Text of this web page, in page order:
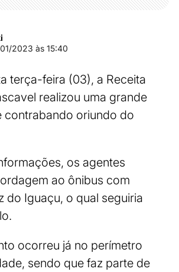
2023 às 15:40
terça-feira (03), a Receita
realizou uma grande
contrabando oriundo do
os agentes
ao ônibus com
do Iguaçu, o qual seguiria
ocorreu já no perímetro
sendo que faz parte de